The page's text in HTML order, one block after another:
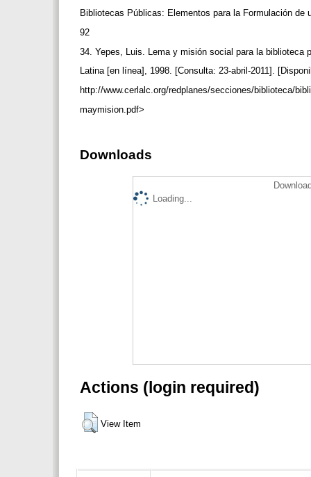
Bibliotecas Públicas: Elementos para la Formulación
92
34. Yepes, Luis. Lema y misión social para la biblioteca
Latina [en línea], 1998. [Consulta: 23-abril-2011].
http://www.cerlalc.org/redplanes/secciones/biblioteca/
maymision.pdf>
Downloads
Loading...
Actions (login required)
View Item